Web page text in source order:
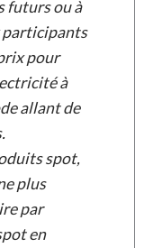
futurs ou à
participants
pour
à
allant de
spot,
plus
par
en